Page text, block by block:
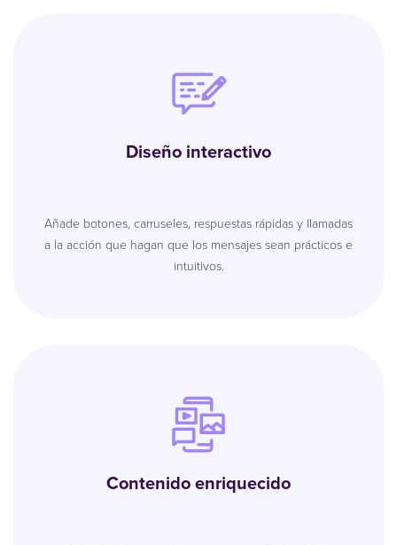
Diseño interactivo
Añade botones, carruseles, respuestas rápidas y llamadas
a la acción que hagan que los mensajes sean prácticos e
intuitivos.
Contenido enriquecido